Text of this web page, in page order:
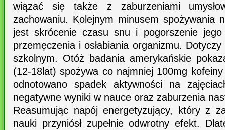
wiązać się także z zaburzeniami
zachowaniu. Kolejnym minusem spożywania
jest skrócenie czasu snu i pogorszenie
przemęczenia i osłabiania organizmu.
szkolnym. Otóż badania amerykańskie
(12-18lat) spożywa co najmniej 100mg
odnotowano spadek aktywności na
negatywne wyniki w nauce oraz zaburzenia
Reasumując napój energetyzujący, który z
nauki przyniósł zupełnie odwrotny efekt.